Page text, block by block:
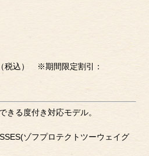
税込） ※期間限定割引：
きる度付き対応モデル。
ゾフプロテクトツーウェイグ